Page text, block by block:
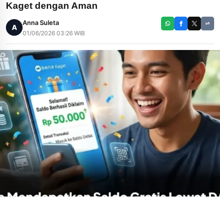
Kaget dengan Aman
A
Anna Suleta
01/06/2026 03:26 WIB